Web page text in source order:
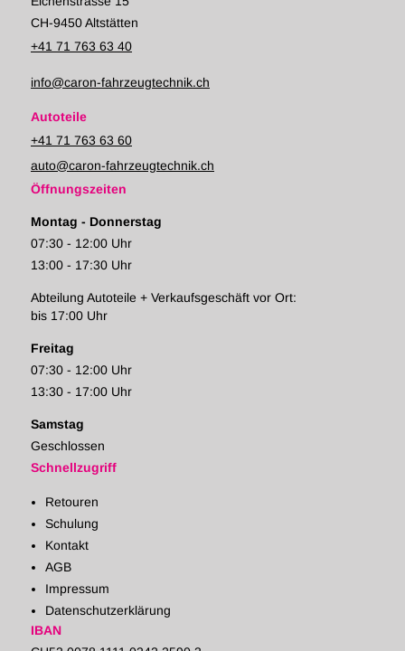
CH-9450 Altstätten
+41 71 763 63 40
info@caron-fahrzeugtechnik.ch
Autoteile
+41 71 763 63 60
auto@caron-fahrzeugtechnik.ch
Öffnungszeiten
Montag - Donnerstag
07:30 - 12:00 Uhr
13:00 - 17:30 Uhr
Abteilung Autoteile + Verkaufsgeschäft vor Ort:
bis 17:00 Uhr
Freitag
07:30 - 12:00 Uhr
13:30 - 17:00 Uhr
Samstag
Geschlossen
Schnellzugriff
Retouren
Schulung
Kontakt
AGB
Impressum
Datenschutzerklärung
IBAN